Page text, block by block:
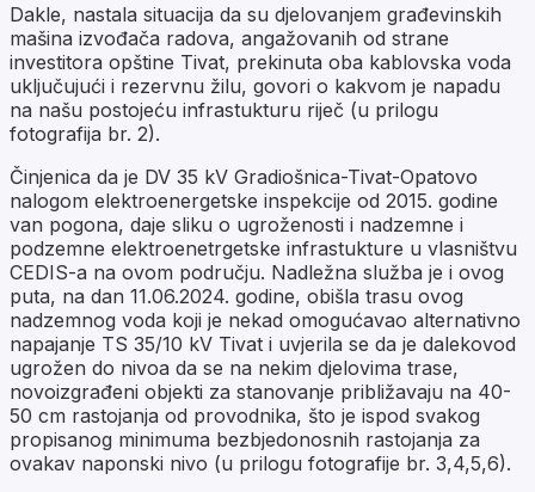
Dakle, nastala situacija da su djelovanjem građevinskih
mašina izvođača radova, angažovanih od strane
investitora opštine Tivat, prekinuta oba kablovska voda
uključujući i rezervnu žilu, govori o kakvom je napadu
na našu postojeću infrastukturu riječ (u prilogu
fotografija br. 2).
Činjenica da je DV 35 kV Gradiošnica-Tivat-Opatovo
nalogom elektroenergetske inspekcije od 2015. godine
van pogona, daje sliku o ugroženosti i nadzemne i
podzemne elektroenetrgetske infrastukture u vlasništvu
CEDIS-a na ovom području. Nadležna služba je i ovog
puta, na dan 11.06.2024. godine, obišla trasu ovog
nadzemnog voda koji je nekad omogućavao alternativno
napajanje TS 35/10 kV Tivat i uvjerila se da je dalekovod
ugrožen do nivoa da se na nekim djelovima trase,
novoizgrađeni objekti za stanovanje približavaju na 40-
50 cm rastojanja od provodnika, što je ispod svakog
propisanog minimuma bezbjedonosnih rastojanja za
ovakav naponski nivo (u prilogu fotografije br. 3,4,5,6).